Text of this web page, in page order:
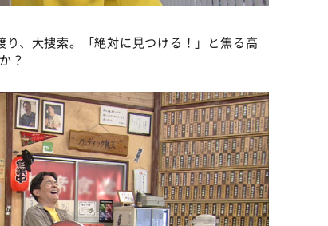
、大捜索。「絶対に見つける！」と焦る高
？